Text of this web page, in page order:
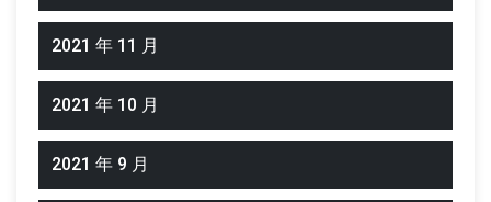
2021 年 11 月
2021 年 10 月
2021 年 9 月